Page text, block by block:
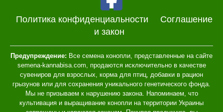
Политика конфиденциальности
Соглашение
и закон
Предупреждение: Все семена конопли, представленные на сайте
semena-kannabisa.com, продаются исключительно в качестве
сувениров для взрослых, корма для птиц, добавки в рацион
грызунов или для сохранения уникального генетического фонда.
Мы не призываем к нарушению закона. Напоминаем, что
культивация и выращивание конопли на территории Украины